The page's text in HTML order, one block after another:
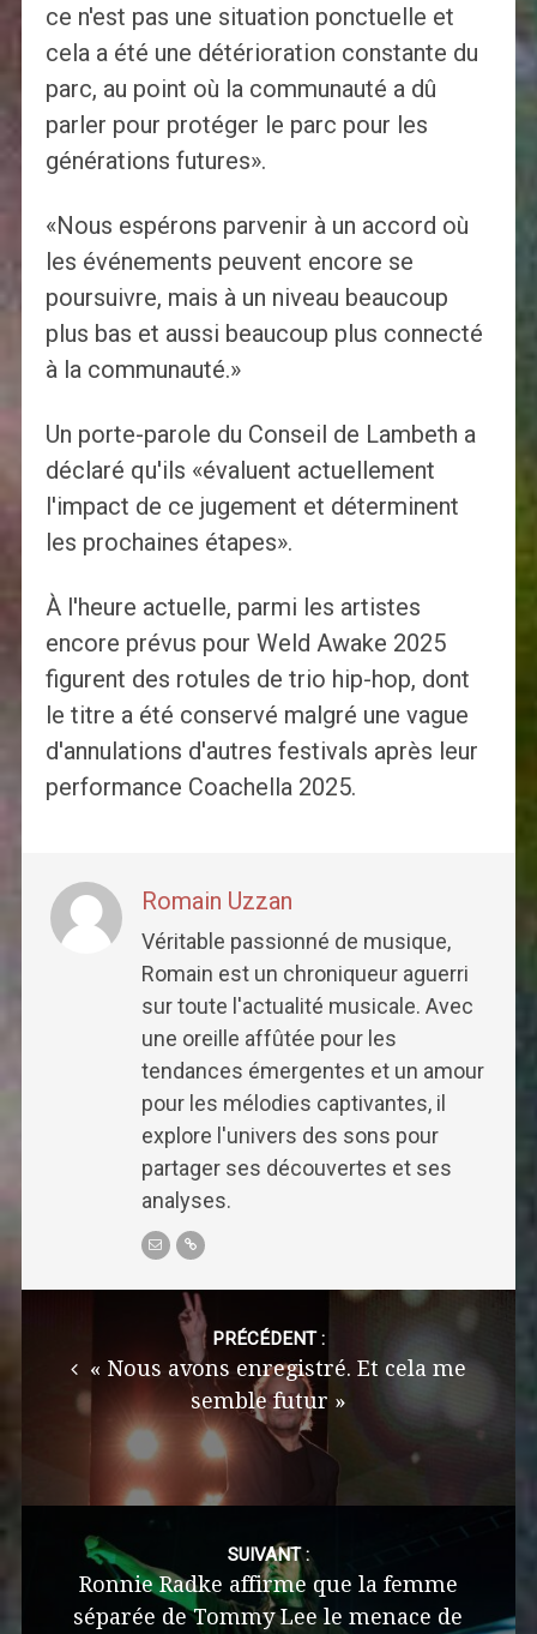
ce n'est pas une situation ponctuelle et
cela a été une détérioration constante du
parc, au point où la communauté a dû
parler pour protéger le parc pour les
générations futures».
«Nous espérons parvenir à un accord où
les événements peuvent encore se
poursuivre, mais à un niveau beaucoup
plus bas et aussi beaucoup plus connecté
à la communauté.»
Un porte-parole du Conseil de Lambeth a
déclaré qu'ils «évaluent actuellement
l'impact de ce jugement et déterminent
les prochaines étapes».
À l'heure actuelle, parmi les artistes
encore prévus pour Weld Awake 2025
figurent des rotules de trio hip-hop, dont
le titre a été conservé malgré une vague
d'annulations d'autres festivals après leur
performance Coachella 2025.
Romain Uzzan
Véritable passionné de musique,
Romain est un chroniqueur aguerri
sur toute l'actualité musicale. Avec
une oreille affûtée pour les
tendances émergentes et un amour
pour les mélodies captivantes, il
explore l'univers des sons pour
partager ses découvertes et ses
analyses.
PRÉCÉDENT :
« Nous avons enregistré. Et cela me
semble futur »
SUIVANT :
Ronnie Radke affirme que la femme
séparée de Tommy Lee le menace de